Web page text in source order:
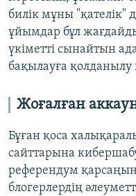
билік мұны "қателік"
ұйымдар бұл
үкіметті сынайтын
бақылауға
Жоғалған
Бұған қоса
сайттарына
референдум
блогерлердің